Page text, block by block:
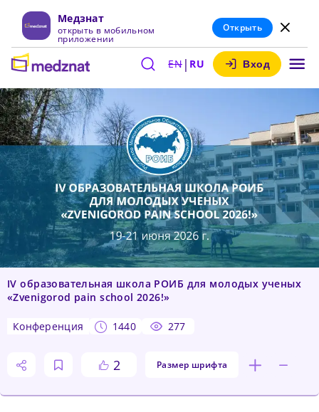
Медзнат
открыть в мобильном
приложении
Открыть
EN| RU Вход
IV образовательная школа РОИБ для молодых ученых
«Zvenigorod pain school 2026!»
конференция 1440 277
2 Размер шрифта